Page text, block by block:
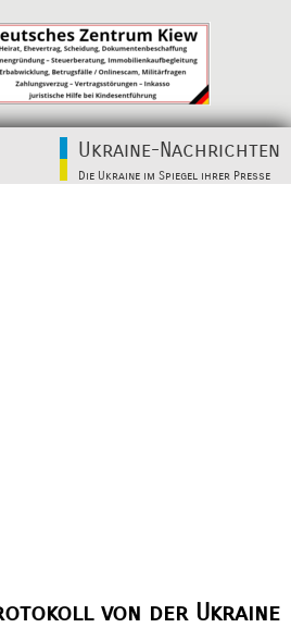
Ukraine-Nachrichten
Die Ukraine im Spiegel ihrer Presse
von der Ukraine